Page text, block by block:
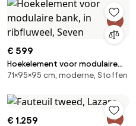
€ 599
Hoekelement voor modulaire
bank, in ribfluweel, Seven
71×95×95 cm, moderne, Stoffen
€ 1.259